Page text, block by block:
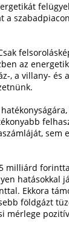
a
az
, a villany- és
sem
milliárd
hatásokkal
Ekkora
földgázt
mérlege